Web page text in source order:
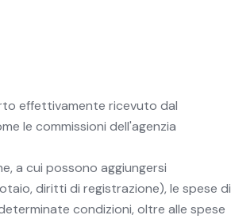
effettivamente ricevuto dal
le commissioni dell'agenzia
a cui possono aggiungersi
diritti di registrazione), le spese di
condizioni, oltre alle spese